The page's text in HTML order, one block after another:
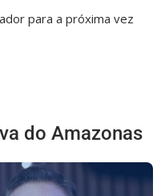
para a próxima vez
do Amazonas